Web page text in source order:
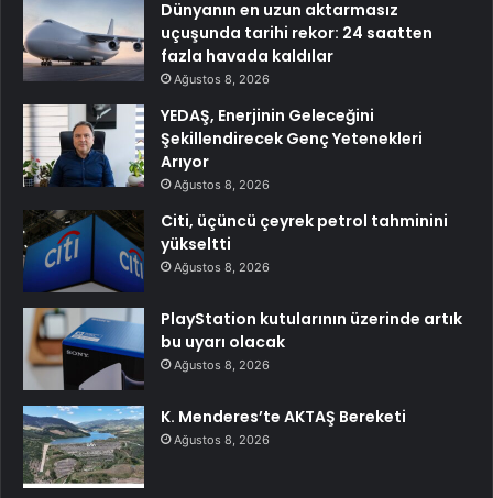
Dünyanın en uzun aktarmasız
uçuşunda tarihi rekor: 24 saatten
fazla havada kaldılar
Ağustos 8, 2026
YEDAŞ, Enerjinin Geleceğini
Şekillendirecek Genç Yetenekleri
Arıyor
Ağustos 8, 2026
Citi, üçüncü çeyrek petrol tahminini
yükseltti
Ağustos 8, 2026
PlayStation kutularının üzerinde artık
bu uyarı olacak
Ağustos 8, 2026
K. Menderes’te AKTAŞ Bereketi
Ağustos 8, 2026